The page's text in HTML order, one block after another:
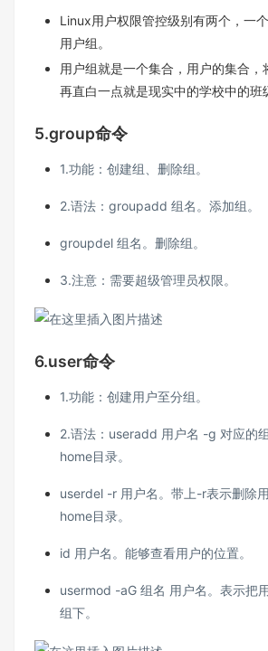
Linux用户权限管控级别有两个，一
用户组。
用户组就是一个集合，用户的集合，
再直白一点就是现实中的学校中的班
5.group命令
1.功能：创建组、删除组。
2.语法：groupadd 组名。添加组。
groupdel 组名。删除组。
3.注意：需要超级管理员权限。
6.user命令
1.功能：创建用户至分组。
2.语法：useradd 用户名 -g 对应的
home目录。
userdel -r 用户名。带上-r表示删除
home目录。
id 用户名。能够查看用户的位置。
usermod -aG 组名 用户名。表示把
组下。